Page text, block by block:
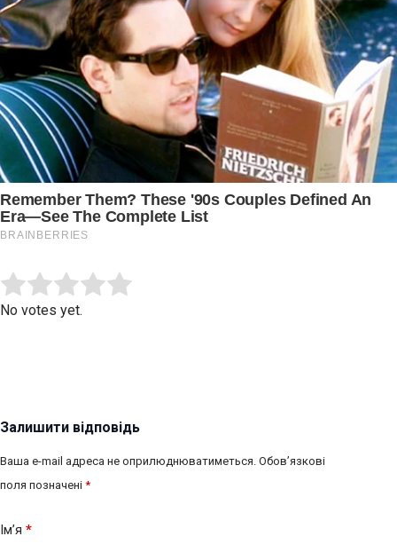
Rate this item:
No votes yet.
Залишити відповідь
Ваша e-mail адреса не оприлюднюватиметься. Обов’язкові
поля позначені *
Ім’я *